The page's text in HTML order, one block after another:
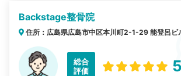
Backstage整骨院
住所：広島県広島市中区本川町2-1-29 能登呂ビ
総合
評価